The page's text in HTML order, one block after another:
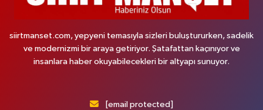
siirtmanset.com, yepyeni temasıyla sizleri buluştururken, sadelik
ve modernizmi bir araya getiriyor. Şatafattan kaçınıyor ve
insanlara haber okuyabilecekleri bir altyapı sunuyor.
[email protected]